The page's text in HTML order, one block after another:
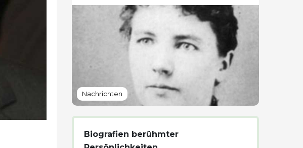
Nachrichten
Biografien berühmter